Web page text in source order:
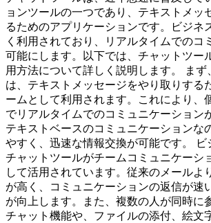
ョンツールの一つであり、テキストメッ
るためのアプリケーションです。ビジネ
く利用されており、リアルタイムでのコ
可能にします。以下では、チャットツー
用方法について詳しく説明します。 ま
は、テキストメッセージをやり取りする
ームとして利用されます。これにより、
でリアルタイムでのコミュニケーション
テキストベースのコミュニケーションな
やすく、迅速な情報交換が可能です。 ビ
チャットツールがチームコミュニケーシ
して活用されています。従来のメールよ
が高く、コミュニケーションの返信が速
が向上します。また、複数の人が同時に
チャット機能や、ファイルの添付、絵文